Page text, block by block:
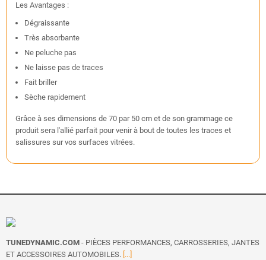
Les Avantages :
Dégraissante
Très absorbante
Ne peluche pas
Ne laisse pas de traces
Fait briller
Sèche rapidement
Grâce à ses dimensions de 70 par 50 cm et de son grammage ce
produit sera l'allié parfait pour venir à bout de toutes les traces et
salissures sur vos surfaces vitrées.
TUNEDYNAMIC.COM - PIÈCES PERFORMANCES, CARROSSERIES, JANTES
ET ACCESSOIRES AUTOMOBILES. [...]